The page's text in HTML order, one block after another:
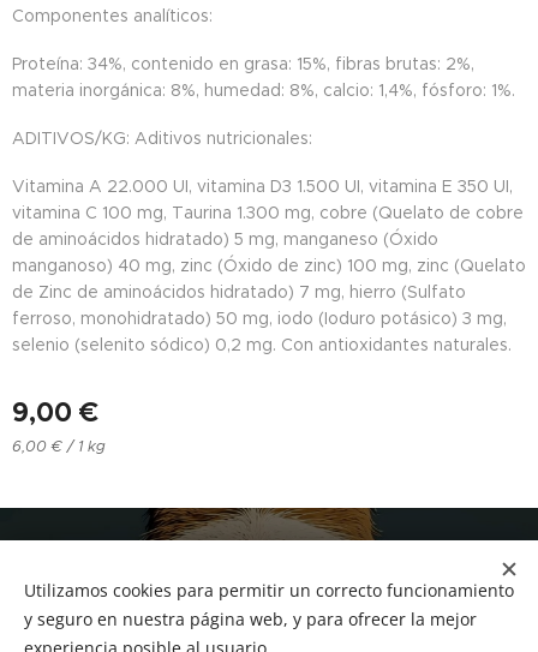
Componentes analíticos:
Proteína: 34%, contenido en grasa: 15%, fibras brutas: 2%,
materia inorgánica: 8%, humedad: 8%, calcio: 1,4%, fósforo: 1%.
ADITIVOS/KG: Aditivos nutricionales:
Vitamina A 22.000 UI, vitamina D3 1.500 UI, vitamina E 350 UI,
vitamina C 100 mg, Taurina 1.300 mg, cobre (Quelato de cobre
de aminoácidos hidratado) 5 mg, manganeso (Óxido
manganoso) 40 mg, zinc (Óxido de zinc) 100 mg, zinc (Quelato
de Zinc de aminoácidos hidratado) 7 mg, hierro (Sulfato
ferroso, monohidratado) 50 mg, iodo (Ioduro potásico) 3 mg,
selenio (selenito sódico) 0,2 mg. Con antioxidantes naturales.
9,00 €
6,00 € / 1 kg
Tf.666351543
Utilizamos cookies para permitir un correcto funcionamiento
y seguro en nuestra página web, y para ofrecer la mejor